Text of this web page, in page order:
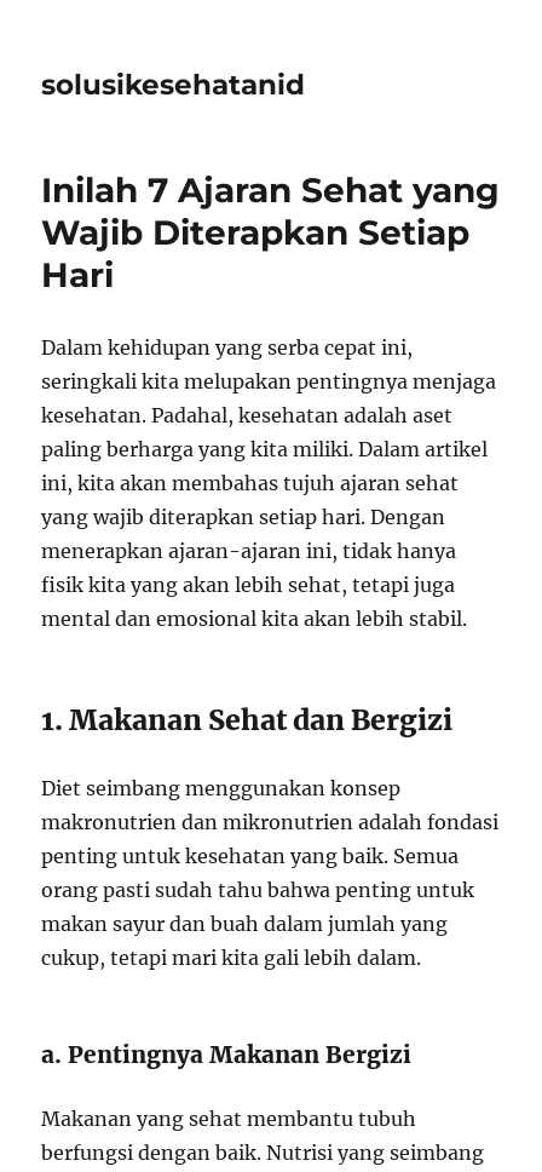
solusikesehatanid
Inilah 7 Ajaran Sehat yang
Wajib Diterapkan Setiap
Hari
Dalam kehidupan yang serba cepat ini,
seringkali kita melupakan pentingnya menjaga
kesehatan. Padahal, kesehatan adalah aset
paling berharga yang kita miliki. Dalam artikel
ini, kita akan membahas tujuh ajaran sehat
yang wajib diterapkan setiap hari. Dengan
menerapkan ajaran-ajaran ini, tidak hanya
fisik kita yang akan lebih sehat, tetapi juga
mental dan emosional kita akan lebih stabil.
1. Makanan Sehat dan Bergizi
Diet seimbang menggunakan konsep
makronutrien dan mikronutrien adalah fondasi
penting untuk kesehatan yang baik. Semua
orang pasti sudah tahu bahwa penting untuk
makan sayur dan buah dalam jumlah yang
cukup, tetapi mari kita gali lebih dalam.
a. Pentingnya Makanan Bergizi
Makanan yang sehat membantu tubuh
berfungsi dengan baik. Nutrisi yang seimbang